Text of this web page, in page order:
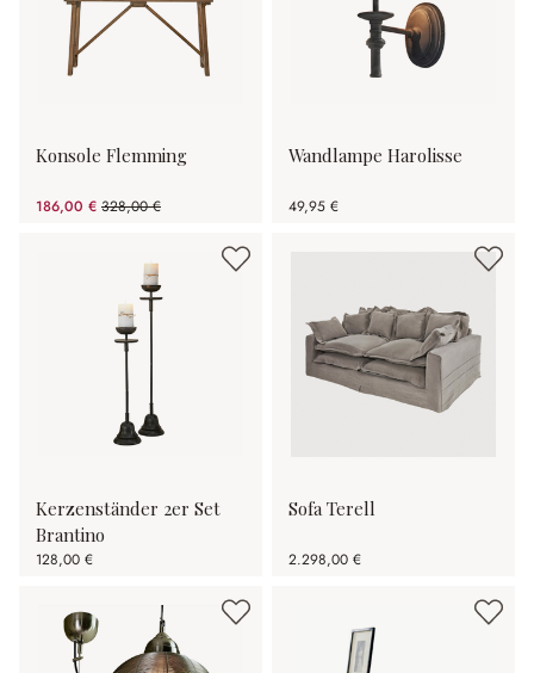
Konsole Flemming
186,00 € 328,00 €
(43.29% gespart)
Wandlampe Harolisse
49,95 €
Kerzenständer 2er Set
Brantino
128,00 €
Sofa Terell
2.298,00 €